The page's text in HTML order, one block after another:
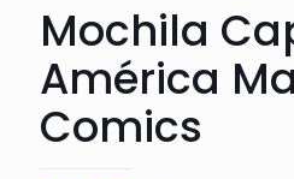
Mochila
América
Comics